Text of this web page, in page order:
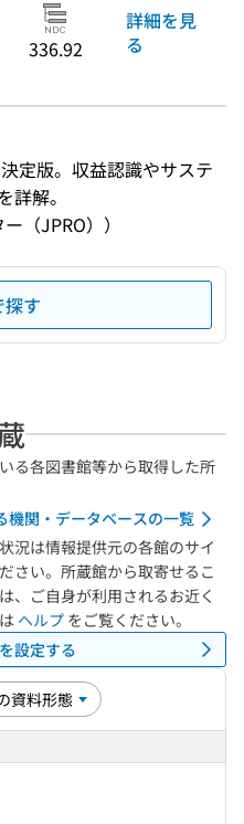
336.92
詳細を見
る
定版。収益認識やサステ
解。
（JPRO））
す
る各図書館等から取得した所
機関・データベースの一覧
況は情報提供元の各館のサイ
さい。所蔵館から取寄せるこ
、ご自身が利用されるお近く
ヘルプ をご覧ください。
設定する